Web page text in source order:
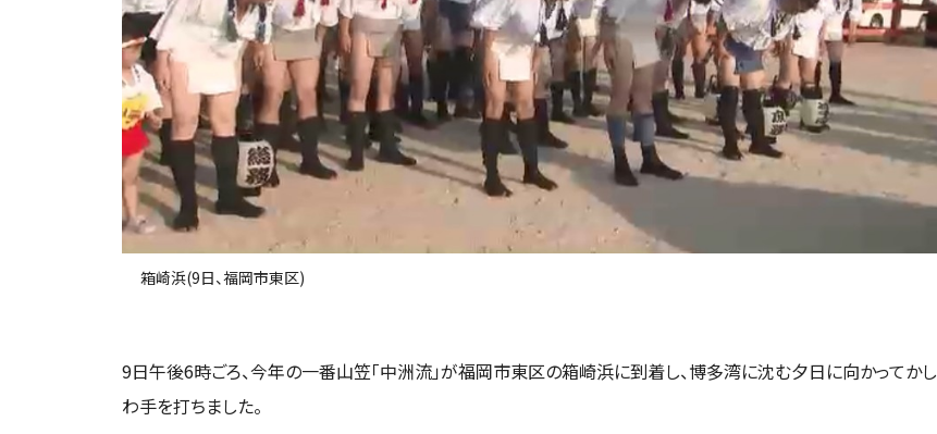
箱崎浜(9日、福岡市東区)
9日午後6時ごろ、今年の一番山笠「中洲流」が福岡市東区の箱崎浜に到着し、博多湾に沈む夕日に向かってかし
わ手を打ちました。